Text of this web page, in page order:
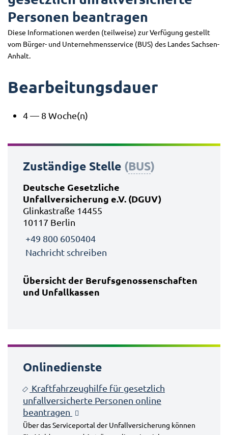
Personen beantragen
Diese Informationen werden (teilweise) zur Verfügung gestellt
vom Bürger- und Unternehmensservice (BUS) des Landes Sachsen-
Anhalt.
Bearbeitungsdauer
4 — 8 Woche(n)
Zuständige Stelle (BUS)
Deutsche Gesetzliche
Unfallversicherung e.V. (DGUV)
Glinkastraße 14455
10117 Berlin
+49 800 6050404
Nachricht schreiben
Übersicht der Berufsgenossenschaften
und Unfallkassen
Onlinedienste
Kraftfahrzeughilfe für gesetzlich
unfallversicherte Personen online
beantragen
Über das Serviceportal der Unfallversicherung können